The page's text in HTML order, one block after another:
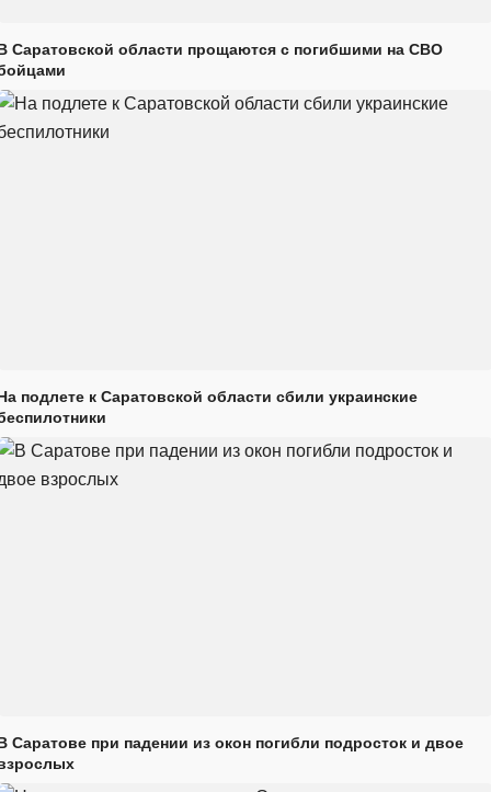
Саратовской области прощаются с погибшими на СВО
подлете к Саратовской области сбили украинские
Саратове при падении из окон погибли подросток и двое